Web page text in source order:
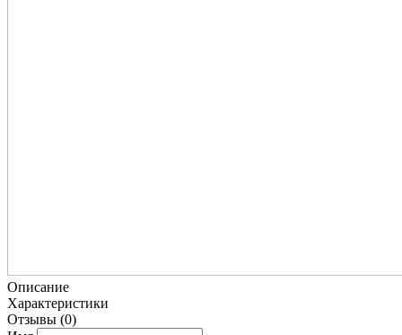
Описание
Характеристики
Отзывы (0)